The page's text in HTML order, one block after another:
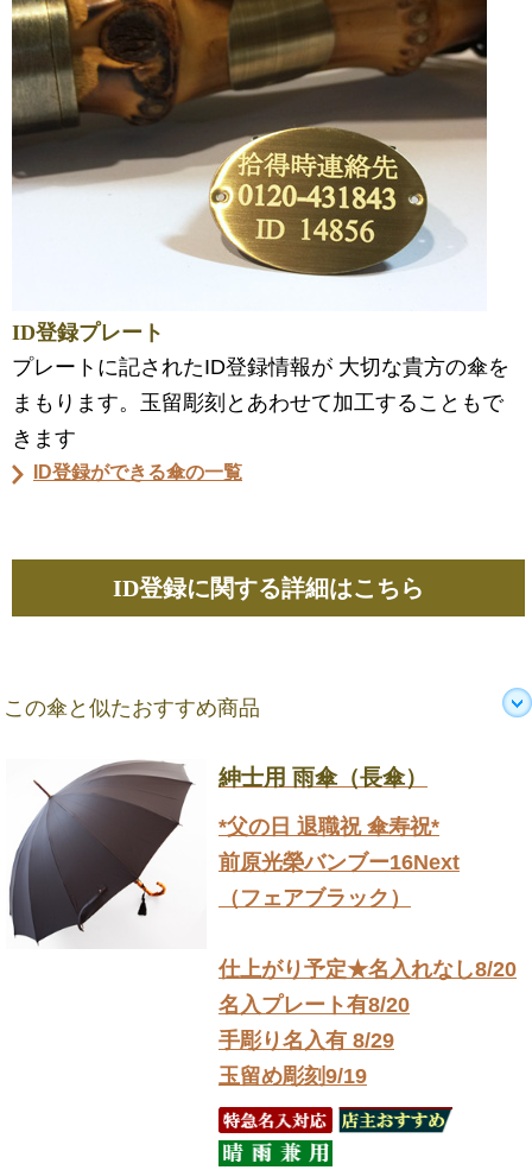
ID登録プレート
プレートに記されたID登録情報が 大切な貴方の傘を
まもります。玉留彫刻とあわせて加工することもで
きます
ID登録ができる傘の一覧
ID登録に関する詳細はこちら
この傘と似たおすすめ商品
紳士用 雨傘（長傘）
*父の日 退職祝 傘寿祝*
前原光榮バンブー16Next
（フェアブラック）
仕上がり予定★名入れなし8/20
名入プレート有8/20
手彫り名入有 8/29
玉留め彫刻9/19